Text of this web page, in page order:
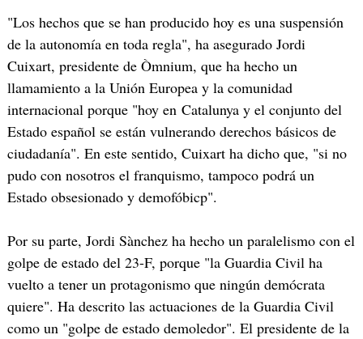
"Los hechos que se han producido hoy es una suspensión
de la autonomía en toda regla", ha asegurado Jordi
Cuixart, presidente de Òmnium, que ha hecho un
llamamiento a la Unión Europea y la comunidad
internacional porque "hoy en Catalunya y el conjunto del
Estado español se están vulnerando derechos básicos de
ciudadanía". En este sentido, Cuixart ha dicho que, "si no
pudo con nosotros el franquismo, tampoco podrá un
Estado obsesionado y demofóbicp".
Por su parte, Jordi Sànchez ha hecho un paralelismo con el
golpe de estado del 23-F, porque "la Guardia Civil ha
vuelto a tener un protagonismo que ningún demócrata
quiere". Ha descrito las actuaciones de la Guardia Civil
como un "golpe de estado demoledor". El presidente de la